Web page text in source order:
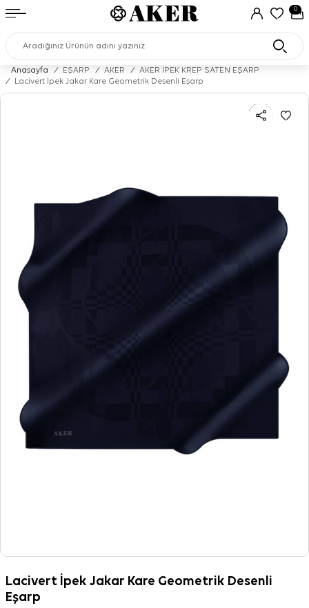
0
Anasayfa / EŞARP / AKER /
AKER İPEK KREP SATEN EŞARP
/
Lacivert İpek Jakar Kare Geometrik Desenli Eşarp
Lacivert İpek Jakar Kare Geometrik Desenli
Eşarp